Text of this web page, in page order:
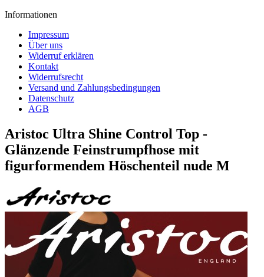
Informationen
Impressum
Über uns
Widerruf erklären
Kontakt
Widerrufsrecht
Versand und Zahlungsbedingungen
Datenschutz
AGB
Aristoc Ultra Shine Control Top -
Glänzende Feinstrumpfhose mit
figurformendem Höschenteil nude M